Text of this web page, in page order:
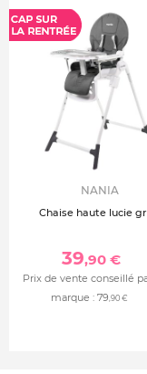
Coloris Honey
NANIA
Chaise haute lucie
39,90 €
Prix de vente conseillé
marque : 79,90 €